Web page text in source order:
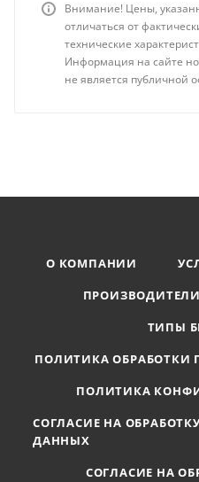
Внимание! Цены,
отличаться от
технические
Информация на сайте
не является публичной
О КОМПАНИИ
ПРОИЗВОДИТЕЛИ
ТИПЫ
ПОЛИТИКА ОБРАБОТКИ
ПОЛИТИКА
СОГЛАСИЕ НА
ДАННЫХ
СОГЛАСИЕ НА